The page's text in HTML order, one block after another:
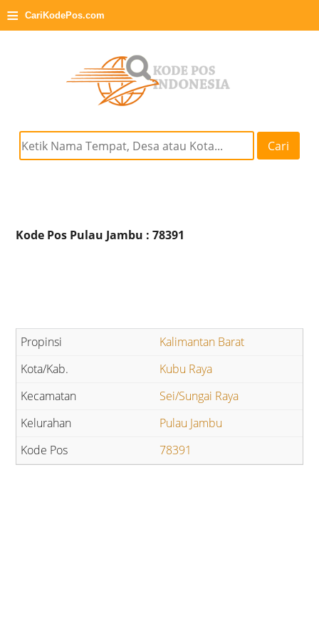
≡ CariKodePos.com
Cari
Kode Pos Pulau Jambu : 78391
Kalimantan Barat
Kubu Raya
Sei/Sungai Raya
Pulau Jambu
78391